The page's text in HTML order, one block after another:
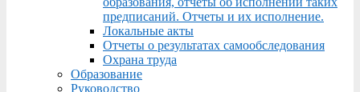
предписаний. Отчеты и их исполнение.
Локальные акты
Отчеты о результатах самообследования
Охрана труда
Образование
Руководство